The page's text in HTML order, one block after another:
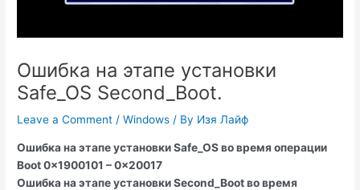
Ошибка на этапе установки
Safe_OS Second_Boot.
Leave a Comment /Windows / By Изя Лайф
Ошибка на этапе установки Safe_OS во время операции
Boot 0x1900101 – 0x20017
Ошибка на этапе установки Second_Boot во время